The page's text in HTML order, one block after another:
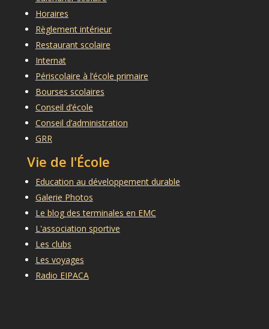
Horaires
Règlement intérieur
Restaurant scolaire
Internat
Périscolaire à l’école primaire
Bourses scolaires
Conseil d’école
Conseil d’administration
GRR
Vie de l'École
Education au développement durable
Galerie Photos
Le blog des terminales en EMC
L'association sportive
Les clubs
Les voyages
Radio EIPACA